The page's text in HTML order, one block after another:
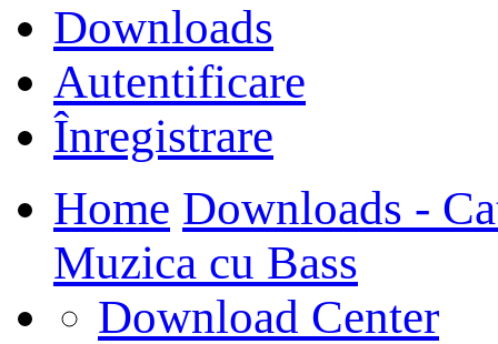
Downloads
Autentificare
Înregistrare
Home Downloads -
Muzica cu Bass
Download Center